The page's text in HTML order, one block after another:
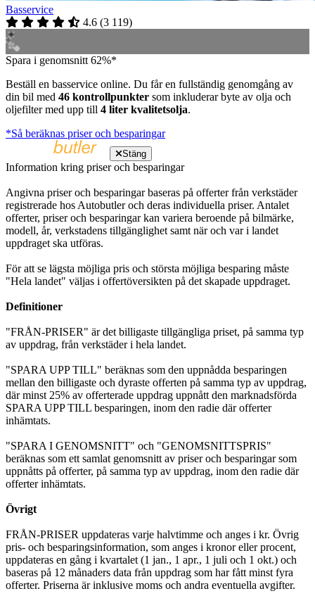
Basservice
4.6 (3 119)
Spara i genomsnitt 62%*
Beställ en basservice online. Du får en fullständig genomgång av
din bil med 46 kontrollpunkter som inkluderar byte av olja och
oljefilter med upp till 4 liter kvalitetsolja.
*Så beräknas priser och besparingar
Stäng
Information kring priser och besparingar
Angivna priser och besparingar baseras på offerter från verkstäder
registrerade hos Autobutler och deras individuella priser. Antalet
offerter, priser och besparingar kan variera beroende på bilmärke,
modell, år, verkstadens tillgänglighet samt när och var i landet
uppdraget ska utföras.
För att se lägsta möjliga pris och största möjliga besparing måste
"Hela landet" väljas i offertöversikten på det skapade uppdraget.
Definitioner
"FRÅN-PRISER" är det billigaste tillgängliga priset, på samma typ
av uppdrag, från verkstäder i hela landet.
"SPARA UPP TILL" beräknas som den uppnådda besparingen
mellan den billigaste och dyraste offerten på samma typ av uppdrag,
där minst 25% av offerterade uppdrag uppnått den marknadsförda
SPARA UPP TILL besparingen, inom den radie där offerter
inhämtats.
"SPARA I GENOMSNITT" och "GENOMSNITTSPRIS"
beräknas som ett samlat genomsnitt av priser och besparingar som
uppnåtts på offerter, på samma typ av uppdrag, inom den radie där
offerter inhämtats.
Övrigt
FRÅN-PRISER uppdateras varje halvtimme och anges i kr. Övrig
pris- och besparingsinformation, som anges i kronor eller procent,
uppdateras en gång i kvartalet (1 jan., 1 apr., 1 juli och 1 okt.) och
baseras på 12 månaders data från uppdrag som har fått minst fyra
offerter. Priserna är inklusive moms och andra eventuella avgifter.